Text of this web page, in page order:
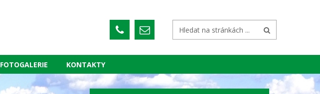
FOTOGALERIE KONTAKTY